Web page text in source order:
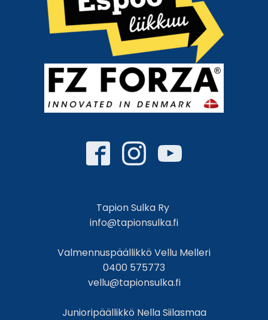
Tapion Sulka Ry
info@tapionsulka.fi
Valmennuspäällikkö Vellu Melleri
0400 575773
vellu@tapionsulka.fi
Junioripäällikkö Nella Siilasmaa